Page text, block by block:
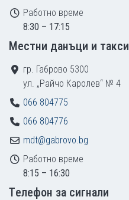
Работно време
8:30 – 17:15
Местни данъци и такси
гр. Габрово 5300
ул. „Райчо Каролев“ № 4
066 804775
066 804776
mdt@gabrovo.bg
Работно време
8:15 – 16:30
Tелефон за сигнали